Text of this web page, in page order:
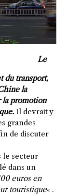
Le
du transport,
la
la promotion
Il devrait y
grandes
de discuter
le secteur
dans un
euros en
touristique« .